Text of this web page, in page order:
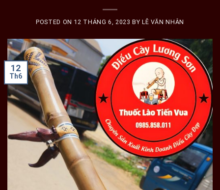
POSTED ON 12 THÁNG 6, 2023 BY LÊ VĂN NHÂN
12
Th6